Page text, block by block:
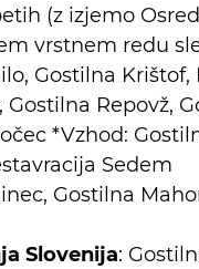
(z izjemo
vrstnem redu
Gostilna
Gostilna Repovž,
*Vzhod:
Sedem
Gostilna
Slovenija: